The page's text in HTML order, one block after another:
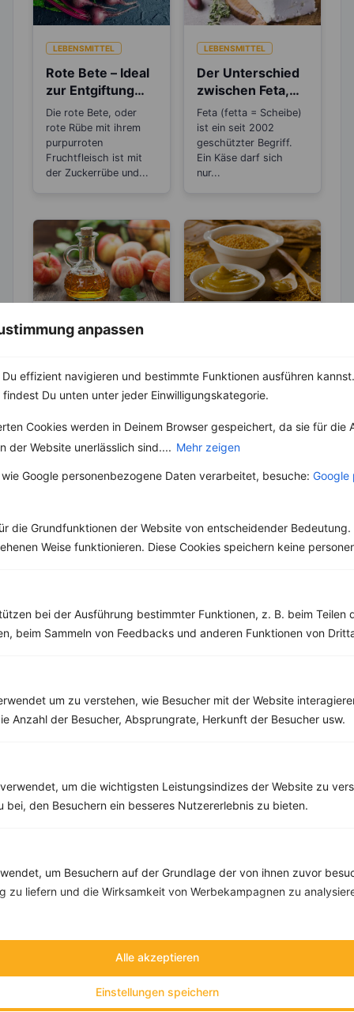
anpassen
effizient navigieren und bestimmte Funktionen ausführen
Du unten unter jeder Einwilligungskategorie.
Cookies werden in Deinem Browser gespeichert, da sie für die
der Website unerlässlich sind.... Mehr zeigen
Google personenbezogene Daten verarbeitet, besuche: Google
die Grundfunktionen der Website von entscheidender Bedeutung.
Weise funktionieren. Diese Cookies speichern keine
bei der Ausführung bestimmter Funktionen, z. B. beim Teilen
beim Sammeln von Feedbacks und anderen Funktionen von
um zu verstehen, wie Besucher mit der Website
Anzahl der Besucher, Absprungrate, Herkunft der Besucher usw.
um die wichtigsten Leistungsindizes der Website zu
bei, den Besuchern ein besseres Nutzererlebnis zu bieten.
um Besuchern auf der Grundlage der von ihnen zuvor
zu liefern und die Wirksamkeit von Werbekampagnen zu
Einstellungen speichern
Alle akzeptieren
LEBENSMITTEL
Rote Bete – Ideal
zur Entgiftung
und inneren
Reinigung
Die rote Bete, oder
rote Rübe mit ihrem
purpurroten
Fruchtfleisch ist mit
der Zuckerrübe und...
LEBENSMITTEL
Der Unterschied
zwischen Feta,
Schafskäse,
Hirten- und
Balkankäse
Feta (fetta = Scheibe)
ist ein seit 2002
geschützter Begriff.
Ein Käse darf sich
nur...
Heißhunger
ausbremst
Fruchtessigen ist der
bekannteste oder
gängigste Variante in
entzündungshem
mend und
senkend
Bereits die Griechen
benutzten Senf im 4.
Christus als Heilmittel.
Später wurde er...
Kohlehydrate:57 g
Rezepte mit 300 bis 400 kcal
Rezepte
‹ ›
Kalorien:389 kcal
Kohlehydrate:36 g